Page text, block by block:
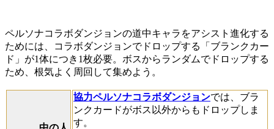
ペルソナコラボダンジョンの道中キャラをアシスト進化する
ためには、コラボダンジョンでドロップする「ブランクカー
ド」が1体につき1枚必要。ボスからランダムでドロップする
ため、根気よく周回して集めよう。
協力ペルソナコラボダンジョンでは、ブラ
ンクカードがボス以外からもドロップしま
す。